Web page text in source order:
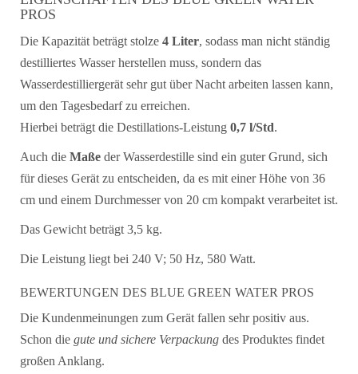
PROS
Die Kapazität beträgt stolze 4 Liter, sodass man nicht ständig
destilliertes Wasser herstellen muss, sondern das
Wasserdestilliergerät sehr gut über Nacht arbeiten lassen kann,
um den Tagesbedarf zu erreichen.
Hierbei beträgt die Destillations-Leistung 0,7 l/Std.
Auch die Maße der Wasserdestille sind ein guter Grund, sich
für dieses Gerät zu entscheiden, da es mit einer Höhe von 36
cm und einem Durchmesser von 20 cm kompakt verarbeitet ist.
Das Gewicht beträgt 3,5 kg.
Die Leistung liegt bei 240 V; 50 Hz, 580 Watt.
BEWERTUNGEN DES BLUE GREEN WATER PROS
Die Kundenmeinungen zum Gerät fallen sehr positiv aus.
Schon die gute und sichere Verpackung des Produktes findet
großen Anklang.